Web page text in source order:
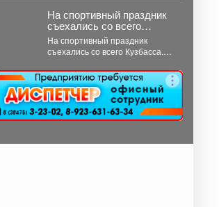
Веник хозяйственный
сорговый для уборки
264 руб.
Городская IP-
телефония
250
течение двух дней, а...
На спортивный праздник
съехались со всего
Кузбасса.
На спортивный праздник
съехались со всего Кузбасса. В
традиционный турнир по
теннису. 🥎...